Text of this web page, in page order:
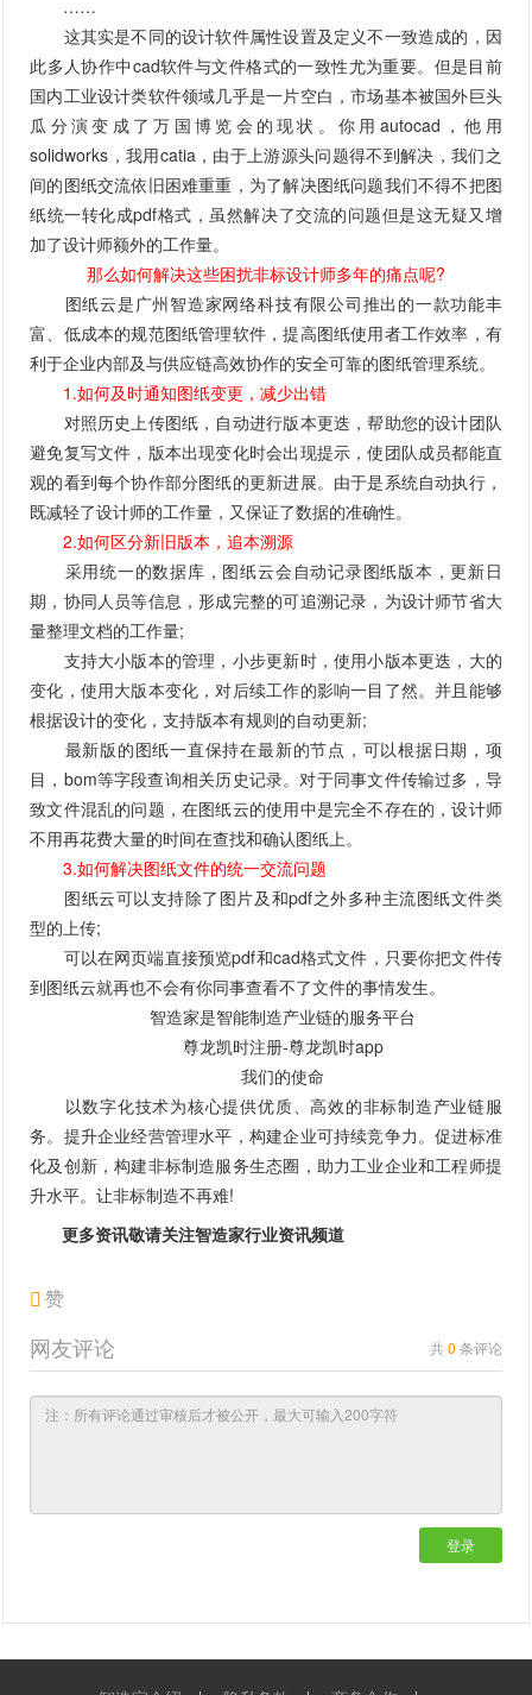
……
这其实是不同的设计软件属性设置及定义不一致造成的，因
此多人协作中cad软件与文件格式的一致性尤为重要。但是目前
国内工业设计类软件领域几乎是一片空白，市场基本被国外巨头
瓜分演变成了万国博览会的现状。你用autocad，他用
solidworks，我用catia，由于上游源头问题得不到解决，我们之
间的图纸交流依旧困难重重，为了解决图纸问题我们不得不把图
纸统一转化成pdf格式，虽然解决了交流的问题但是这无疑又增
加了设计师额外的工作量。
那么如何解决这些困扰非标设计师多年的痛点呢?
图纸云是广州智造家网络科技有限公司推出的一款功能丰
富、低成本的规范图纸管理软件，提高图纸使用者工作效率，有
利于企业内部及与供应链高效协作的安全可靠的图纸管理系统。
1.如何及时通知图纸变更，减少出错
对照历史上传图纸，自动进行版本更迭，帮助您的设计团队
避免复写文件，版本出现变化时会出现提示，使团队成员都能直
观的看到每个协作部分图纸的更新进展。由于是系统自动执行，
既减轻了设计师的工作量，又保证了数据的准确性。
2.如何区分新旧版本，追本溯源
采用统一的数据库，图纸云会自动记录图纸版本，更新日
期，协同人员等信息，形成完整的可追溯记录，为设计师节省大
量整理文档的工作量;
支持大小版本的管理，小步更新时，使用小版本更迭，大的
变化，使用大版本变化，对后续工作的影响一目了然。并且能够
根据设计的变化，支持版本有规则的自动更新;
最新版的图纸一直保持在最新的节点，可以根据日期，项
目，bom等字段查询相关历史记录。对于同事文件传输过多，导
致文件混乱的问题，在图纸云的使用中是完全不存在的，设计师
不用再花费大量的时间在查找和确认图纸上。
3.如何解决图纸文件的统一交流问题
图纸云可以支持除了图片及和pdf之外多种主流图纸文件类
型的上传;
可以在网页端直接预览pdf和cad格式文件，只要你把文件传
到图纸云就再也不会有你同事查看不了文件的事情发生。
智造家是智能制造产业链的服务平台
尊龙凯时注册-尊龙凯时app
我们的使命
以数字化技术为核心提供优质、高效的非标制造产业链服
务。提升企业经营管理水平，构建企业可持续竞争力。促进标准
化及创新，构建非标制造服务生态圈，助力工业企业和工程师提
升水平。让非标制造不再难!
更多资讯敬请关注智造家行业资讯频道
赞
网友评论 共0 条评论
登录